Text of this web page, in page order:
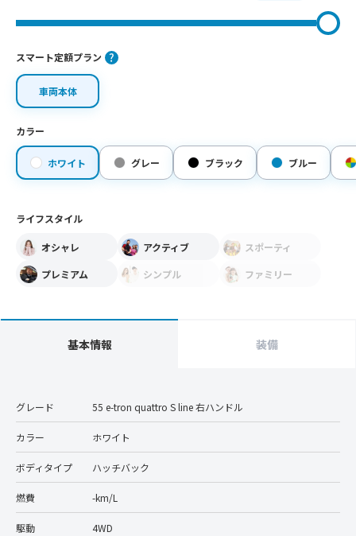
スマート定額プラン
車両本体
カラー
ホワイト グレー ブラック ブルー
ライフスタイル
オシャレ アクティブ
スポーティ
プレミアム
シンプル ファミリー
基本情報 装備
グレード 55 e-tron quattro S line 右ハンドル
カラー ホワイト
ボディタイプ ハッチバック
燃費 -km/L
駆動 4WD